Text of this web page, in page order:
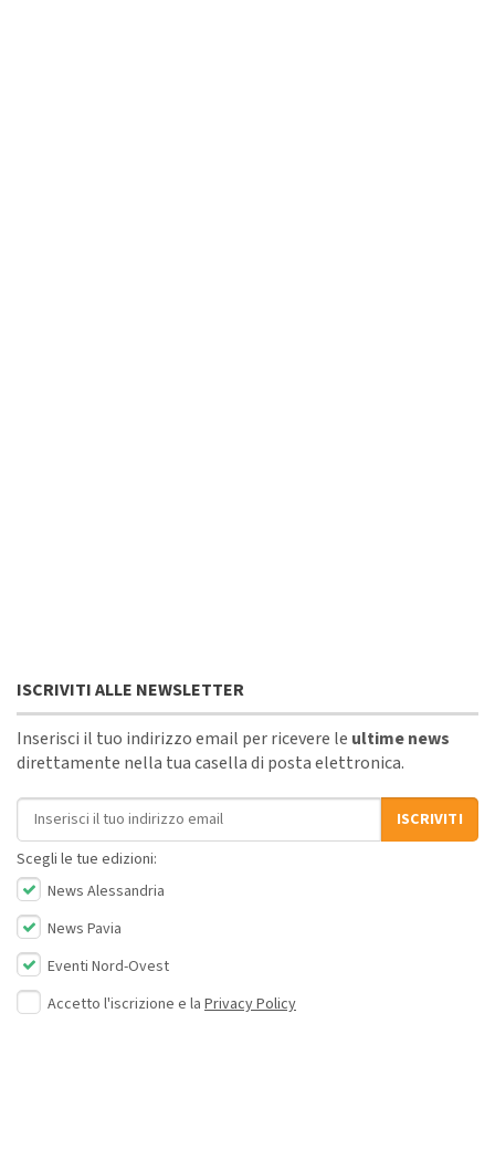
ISCRIVITI ALLE NEWSLETTER
Inserisci il tuo indirizzo email per ricevere le ultime news
direttamente nella tua casella di posta elettronica.
Indirizzo email
ISCRIVITI
Scegli le tue edizioni:
News Alessandria
News Pavia
Eventi Nord-Ovest
Accetto l'iscrizione e la Privacy Policy